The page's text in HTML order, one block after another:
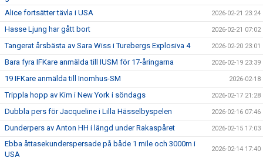
Alice fortsätter tävla i USA
2026-02-21 23:24
Hasse Ljung har gått bort 2026-02-21 07:02
Tangerat årsbästa av Sara Wiss i Turebergs Explosiva 4 2026-02-20 23:01
Bara fyra IFKare anmälda till IUSM för 17-åringarna 2026-02-19 23:39
19 IFKare anmälda till Inomhus-SM 2026-02-18
Trippla hopp av Kim i New York i söndags 2026-02-17 21:28
Dubbla pers för Jacqueline i Lilla Hässelbyspelen 2026-02-16 07:46
Dunderpers av Anton HH i längd under Rakaspåret 2026-02-15 17:03
Ebba åttasekunderspersade på både 1 mile och 3000m i
USA
2026-02-14 17:40